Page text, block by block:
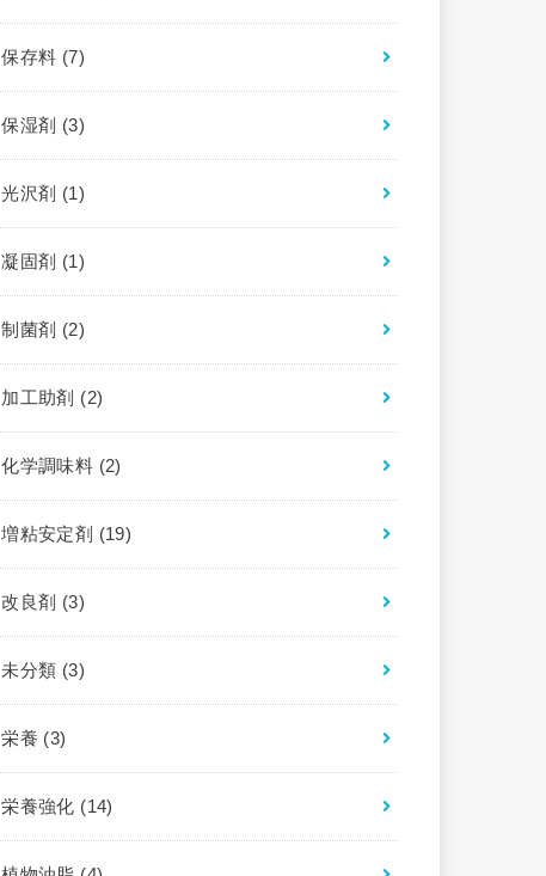
保存料 (7)
保湿剤 (3)
光沢剤 (1)
凝固剤 (1)
制菌剤 (2)
加工助剤 (2)
化学調味料 (2)
増粘安定剤 (19)
改良剤 (3)
未分類 (3)
栄養 (3)
栄養強化 (14)